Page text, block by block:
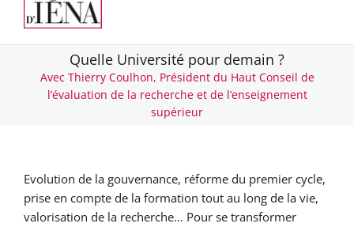
Quelle Université pour demain ?
Avec Thierry Coulhon, Président du Haut Conseil de
l’évaluation de la recherche et de l’enseignement
supérieur
Evolution de la gouvernance, réforme du premier cycle,
prise en compte de la formation tout au long de la vie,
valorisation de la recherche… Pour se transformer